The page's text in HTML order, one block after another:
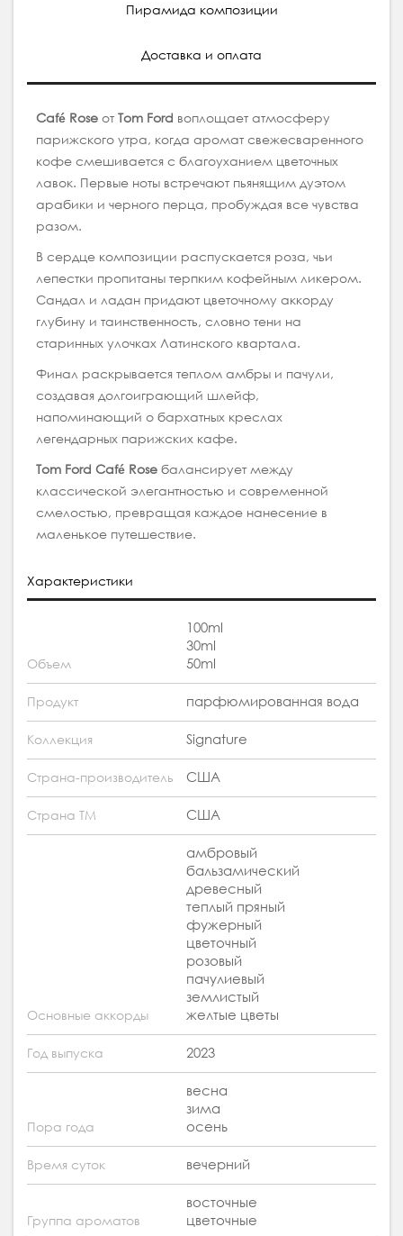
Пирамида композиции
Доставка и оплата
Café Rose от Tom Ford воплощает атмосферу
парижского утра, когда аромат свежесваренного
кофе смешивается с благоуханием цветочных
лавок. Первые ноты встречают пьянящим дуэтом
арабики и черного перца, пробуждая все чувства
разом.
В сердце композиции распускается роза, чьи
лепестки пропитаны терпким кофейным ликером.
Сандал и ладан придают цветочному аккорду
глубину и таинственность, словно тени на
старинных улочках Латинского квартала.
Финал раскрывается теплом амбры и пачули,
создавая долгоиграющий шлейф,
напоминающий о бархатных креслах
легендарных парижских кафе.
Tom Ford Café Rose балансирует между
классической элегантностью и современной
смелостью, превращая каждое нанесение в
маленькое путешествие.
Характеристики
Объем
100ml
30ml
50ml
Продукт парфюмированная вода
Коллекция Signature
Страна-производитель США
Страна ТМ США
Основные аккорды
амбровый
бальзамический
древесный
теплый пряный
фужерный
цветочный
розовый
пачулиевый
землистый
желтые цветы
Год выпуска 2023
Пора года
весна
зима
осень
Время суток вечерний
Группа ароматов
восточные
цветочные